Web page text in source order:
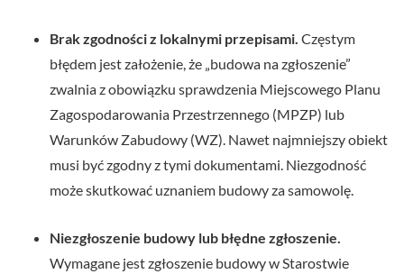
Brak zgodności z lokalnymi przepisami. Częstym
błędem jest założenie, że „budowa na zgłoszenie”
zwalnia z obowiązku sprawdzenia Miejscowego Planu
Zagospodarowania Przestrzennego (MPZP) lub
Warunków Zabudowy (WZ). Nawet najmniejszy obiekt
musi być zgodny z tymi dokumentami. Niezgodność
może skutkować uznaniem budowy za samowolę.
Niezgłoszenie budowy lub błędne zgłoszenie.
Wymagane jest zgłoszenie budowy w Starostwie